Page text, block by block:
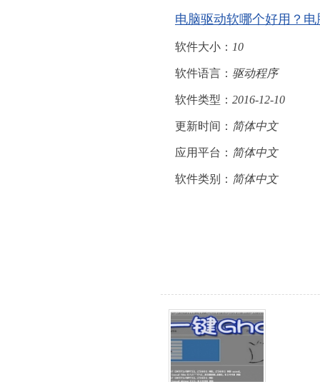
电脑驱动软哪个好用？
软件大小： 10
软件语言： 驱动程序
软件类型： 2016-12-10
更新时间： 简体中文
应用平台： 简体中文
软件类别： 简体中文